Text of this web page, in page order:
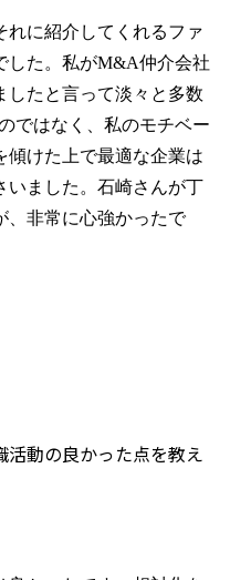
れに紹介してくれるファ
した。私がM&A仲介会社
したと言って淡々と多数
ではなく、私のモチベー
傾けた上で最適な企業は
いました。石崎さんが丁
、非常に心強かったで
動の良かった点を教え